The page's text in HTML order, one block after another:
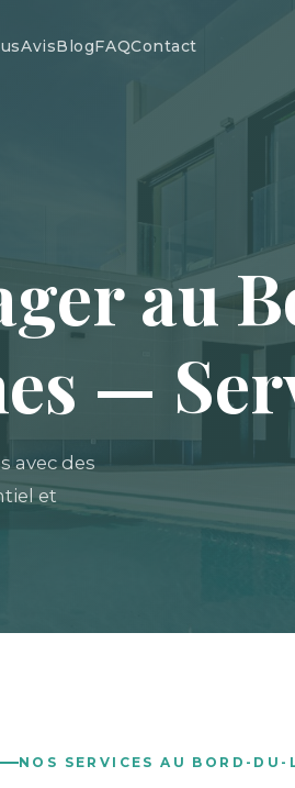
AvisBlogFAQContact
au
—
avec des
et
NOS SERVICES AU BORD-DU-